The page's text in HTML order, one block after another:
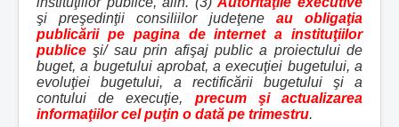
şi preşedinţii consiliilor judeţene au obligaţia
publicării pe pagina de internet a instituţiilor
publice şi/ sau prin afişaj public a proiectului de
buget, a bugetului aprobat, a execuţiei bugetului, a
evoluţiei bugetului, a rectificării bugetului şi a
contului de execuţie, precum şi actualizarea
informaţiilor cel puţin o dată pe trimestru.